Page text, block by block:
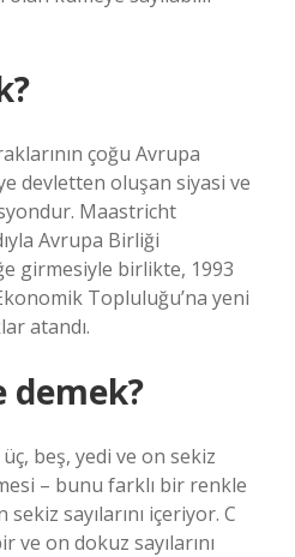
çoğu Avrupa
devletten oluşan siyasi ve
Maastricht
Avrupa Birliği
girmesiyle birlikte, 1993
Topluluğu’na yeni
atandı.
demek?
beş, yedi ve on sekiz
– bunu farklı bir renkle
sayılarını içeriyor. C
ve on dokuz sayılarını